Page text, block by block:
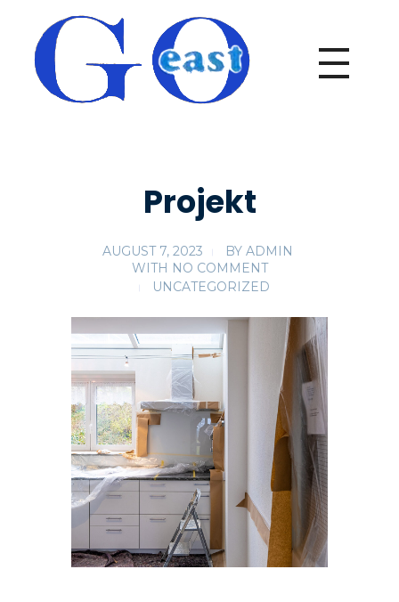
Projekt
AUGUST 7, 2023 BY ADMIN
WITH NO COMMENT
UNCATEGORIZED